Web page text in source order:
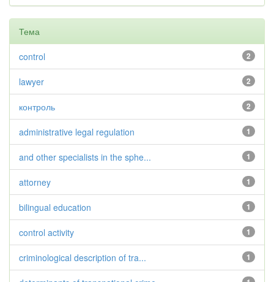
Тема
2
control
2
lawyer
2
контроль
1
administrative legal regulation
1
and other specialists in the sphe...
1
attorney
1
bilingual education
1
control activity
1
criminological description of tra...